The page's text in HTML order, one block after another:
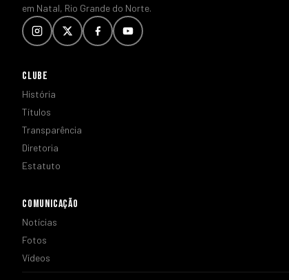
em Natal, Rio Grande do Norte.
CLUBE
História
Títulos
Transparência
Diretoria
Estatuto
COMUNICAÇÃO
Notícias
Fotos
Vídeos